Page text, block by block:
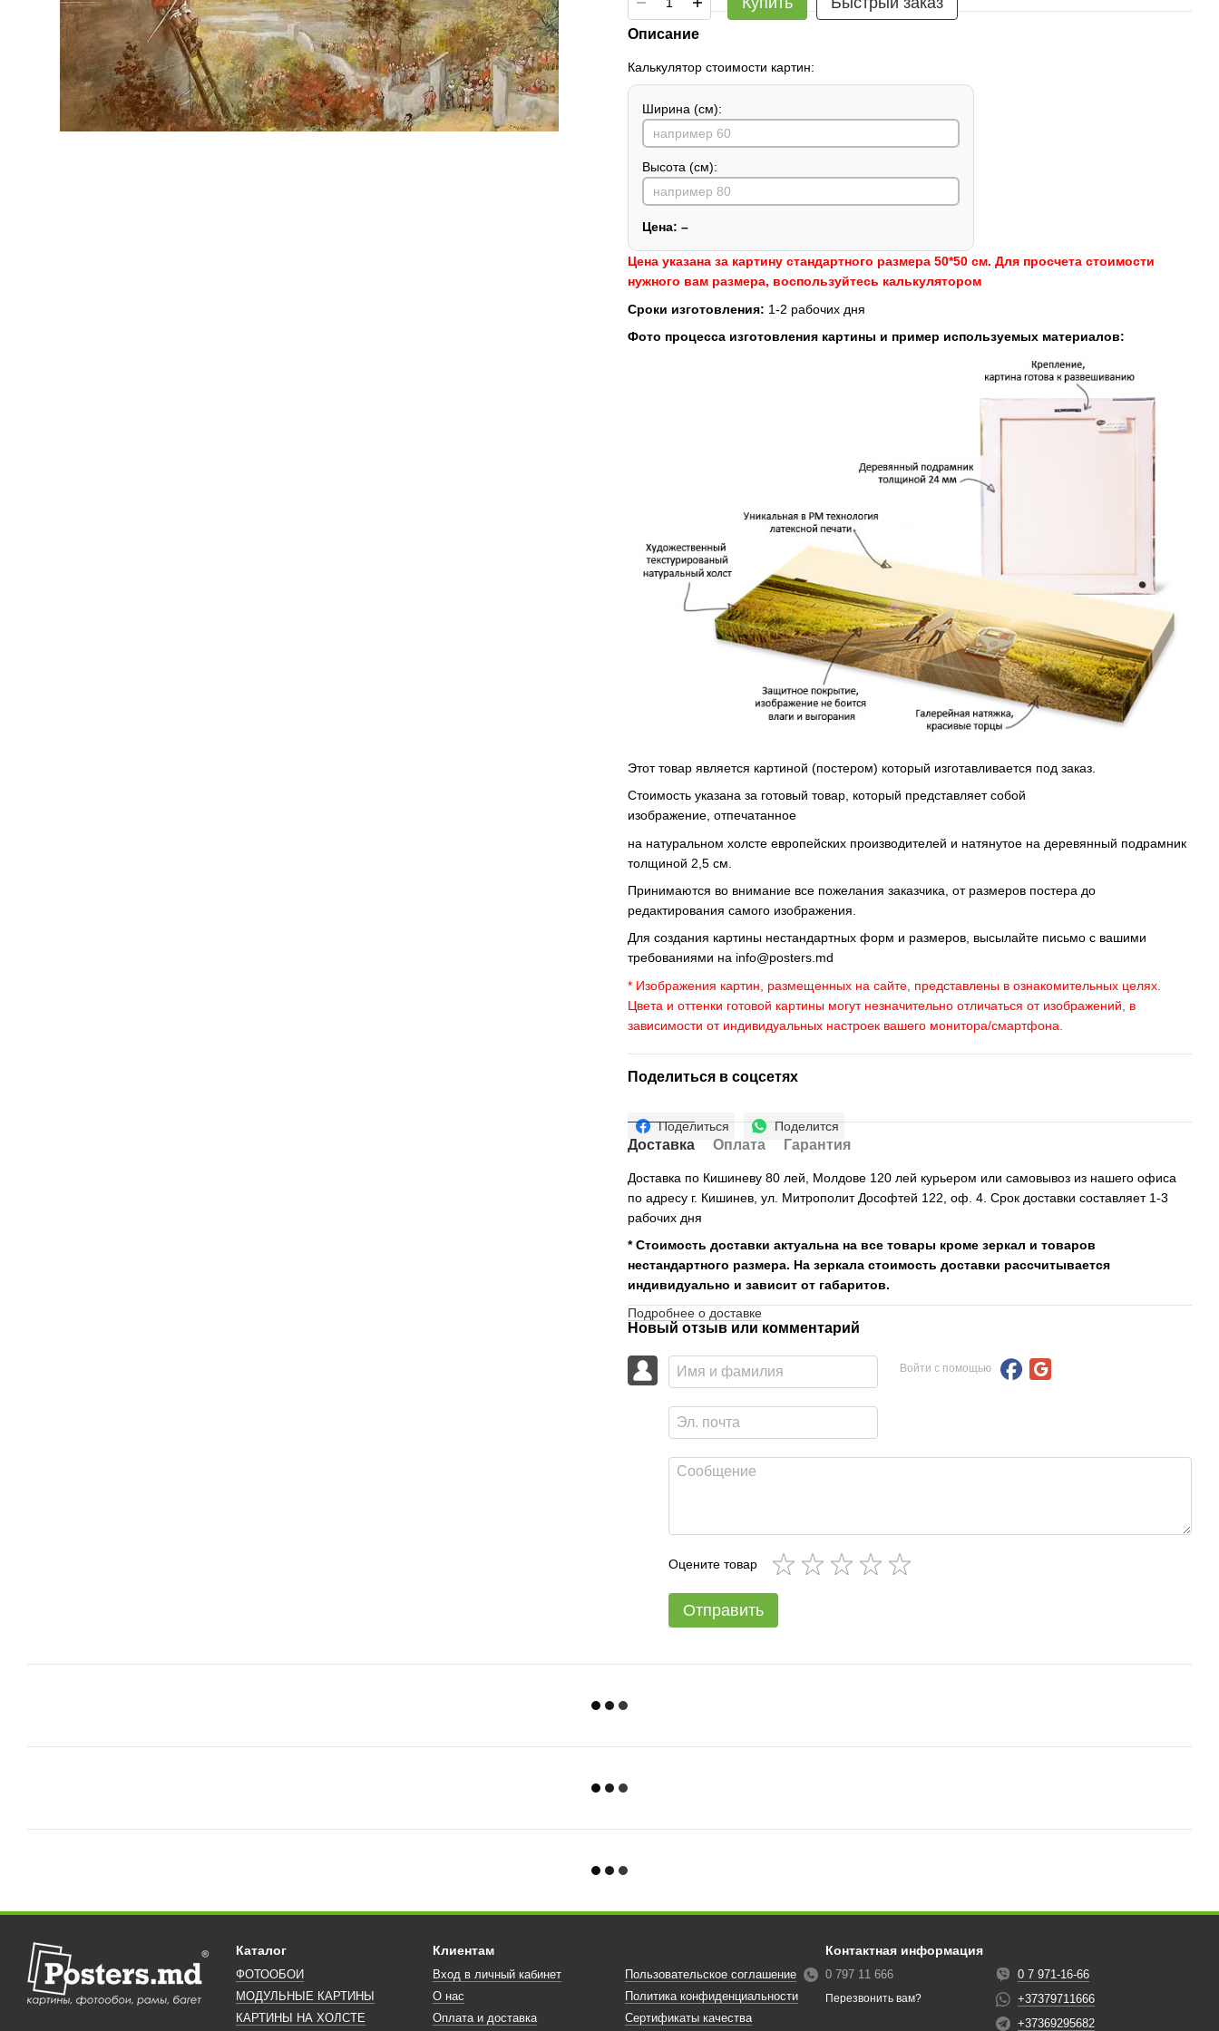
Описание
Калькулятор стоимости картин:
Ширина (см):
Высота (см):
Цена: –
Цена указана за картину стандартного размера 50*50 см. Для просчета стоимости
нужного вам размера, воспользуйтесь калькулятором
Сроки изготовления: 1-2 рабочих дня
Фото процесса изготовления картины и пример используемых материалов:
Этот товар является картиной (постером) который изготавливается под заказ.
Стоимость указана за готовый товар, который представляет собой
изображение, отпечатанное
на натуральном холсте европейских производителей и натянутое на деревянный подрамник
толщиной 2,5 см.
Принимаются во внимание все пожелания заказчика, от размеров постера до
редактирования самого изображения.
Для создания картины нестандартных форм и размеров, высылайте письмо c вашими
требованиями на info@posters.md
* Изображения картин, размещенных на сайте, представлены в ознакомительных целях.
Цвета и оттенки готовой картины могут незначительно отличаться от изображений, в
зависимости от индивидуальных настроек вашего монитора/смартфона.
Поделиться в соцсетях
Поделиться Поделится
Доставка Оплата Гарантия
Доставка по Кишиневу 80 лей, Молдове 120 лей курьером или самовывоз из нашего офиса
по адресу г. Кишинев, ул. Митрополит Дософтей 122, оф. 4. Срок доставки составляет 1-3
рабочих дня
* Стоимость доставки актуальна на все товары кроме зеркал и товаров
нестандартного размера. На зеркала стоимость доставки рассчитывается
индивидуально и зависит от габаритов.
Подробнее о доставке
Новый отзыв или комментарий
Войти с помощью
Оцените товар
Отправить
Каталог
ФОТООБОИ
МОДУЛЬНЫЕ КАРТИНЫ
КАРТИНЫ НА ХОЛСТЕ
Клиентам
Вход в личный кабинет
О нас
Оплата и доставка
Пользовательское соглашение
Политика конфиденциальности
Сертификаты качества
Контактная информация
0 797 11 666
Перезвонить вам?
0 7 971-16-66
+37379711666
+37369295682